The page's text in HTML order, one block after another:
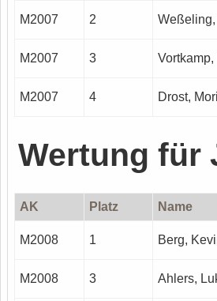
M2007 2 Weßeling,
M2007 3 Vortkamp,
M2007 4 Drost,
Wertung für
AK Platz Name
M2008 1 Berg,
M2008 3 Ahlers,